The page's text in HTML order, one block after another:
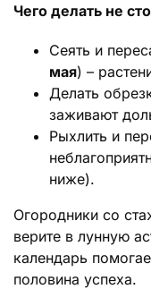
Чего делать не
Сеять и
мая) –
Делать
заживают
Рыхлить и
ниже).
Огородники со
верите в лунную
календарь
половина успеха.